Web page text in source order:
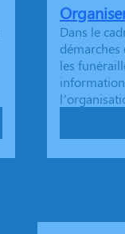
Dans le
les